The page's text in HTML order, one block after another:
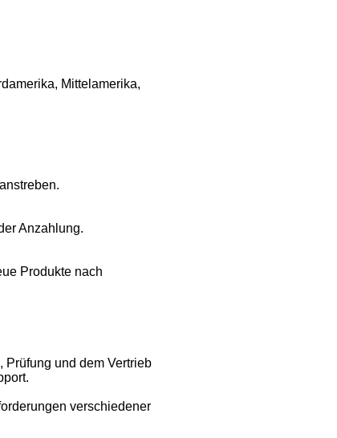
Mittelamerika,
Anzahlung.
Produkte nach
Prüfung und dem Vertrieb
verschiedener